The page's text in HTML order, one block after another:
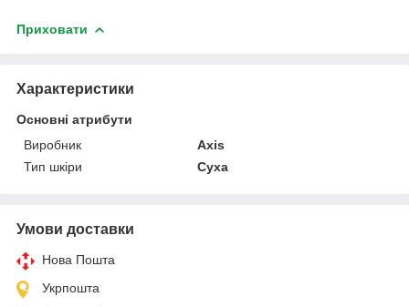
Приховати
Характеристики
Основні атрибути
Виробник
Axis
Тип шкіри
Суха
Умови доставки
Нова Пошта
Укрпошта